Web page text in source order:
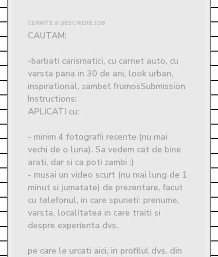
CERINTE & DESCRIERE JOB
CAUTAM:
-barbati carismatici, cu carnet auto, cu
varsta pana in 30 de ani, look urban,
inspirational, zambet frumosSubmission
Instructions:
APLICATI cu:
- minim 4 fotografii recente (nu mai
vechi de o luna). Sa vedem cat de bine
arati, dar si ca poti zambi :)
- musai un video scurt (nu mai lung de 1
minut si jumatate) de prezentare, facut
cu telefonul, in care spuneti: prenume,
varsta, localitatea in care traiti si
despre experienta dvs,
pe care le urcati aici, in profilul dvs. din